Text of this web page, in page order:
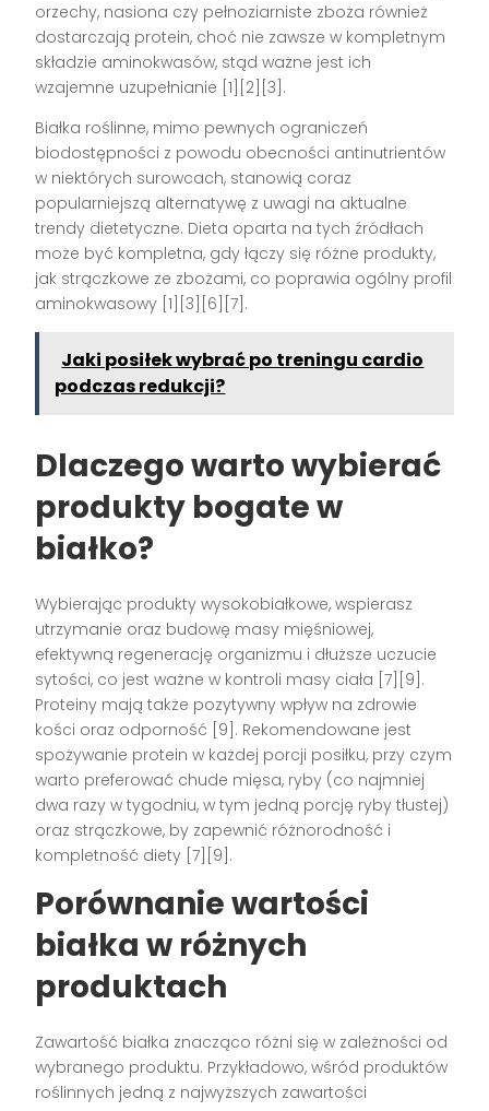
orzechy, nasiona czy pełnoziarniste zboża również
dostarczają protein, choć nie zawsze w kompletnym
składzie aminokwasów, stąd ważne jest ich
wzajemne uzupełnianie [1][2][3].
Białka roślinne, mimo pewnych ograniczeń
biodostępności z powodu obecności antinutrientów
w niektórych surowcach, stanowią coraz
popularniejszą alternatywę z uwagi na aktualne
trendy dietetyczne. Dieta oparta na tych źródłach
może być kompletna, gdy łączy się różne produkty,
jak strączkowe ze zbożami, co poprawia ogólny profil
aminokwasowy [1][3][6][7].
Jaki posiłek wybrać po treningu cardio
podczas redukcji?
Dlaczego warto wybierać
produkty bogate w
białko?
Wybierając produkty wysokobiałkowe, wspierasz
utrzymanie oraz budowę masy mięśniowej,
efektywną regenerację organizmu i dłuższe uczucie
sytości, co jest ważne w kontroli masy ciała [7][9].
Proteiny mają także pozytywny wpływ na zdrowie
kości oraz odporność [9]. Rekomendowane jest
spożywanie protein w każdej porcji posiłku, przy czym
warto preferować chude mięsa, ryby (co najmniej
dwa razy w tygodniu, w tym jedną porcję ryby tłustej)
oraz strączkowe, by zapewnić różnorodność i
kompletność diety [7][9].
Porównanie wartości
białka w różnych
produktach
Zawartość białka znacząco różni się w zależności od
wybranego produktu. Przykładowo, wśród produktów
roślinnych jedną z najwyższych zawartości